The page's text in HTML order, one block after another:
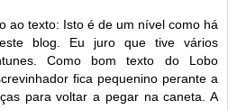
ao texto: Isto é de um nível como há
blog. Eu juro que tive vários
Como bom texto do Lobo
fica pequenino perante a
para voltar a pegar na caneta. A